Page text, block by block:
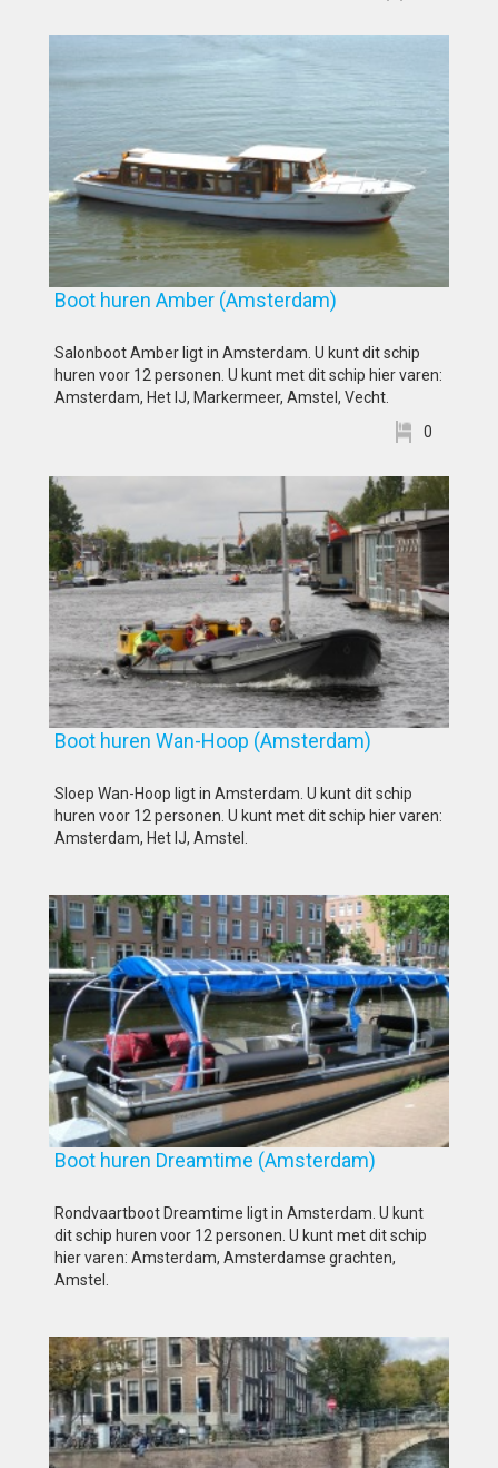
Boot huren Amber (Amsterdam)
Salonboot Amber ligt in Amsterdam. U kunt dit schip
huren voor 12 personen. U kunt met dit schip hier varen:
Amsterdam, Het IJ, Markermeer, Amstel, Vecht.
0
Boot huren Wan-Hoop (Amsterdam)
Sloep Wan-Hoop ligt in Amsterdam. U kunt dit schip
huren voor 12 personen. U kunt met dit schip hier varen:
Amsterdam, Het IJ, Amstel.
Boot huren Dreamtime (Amsterdam)
Rondvaartboot Dreamtime ligt in Amsterdam. U kunt
dit schip huren voor 12 personen. U kunt met dit schip
hier varen: Amsterdam, Amsterdamse grachten,
Amstel.